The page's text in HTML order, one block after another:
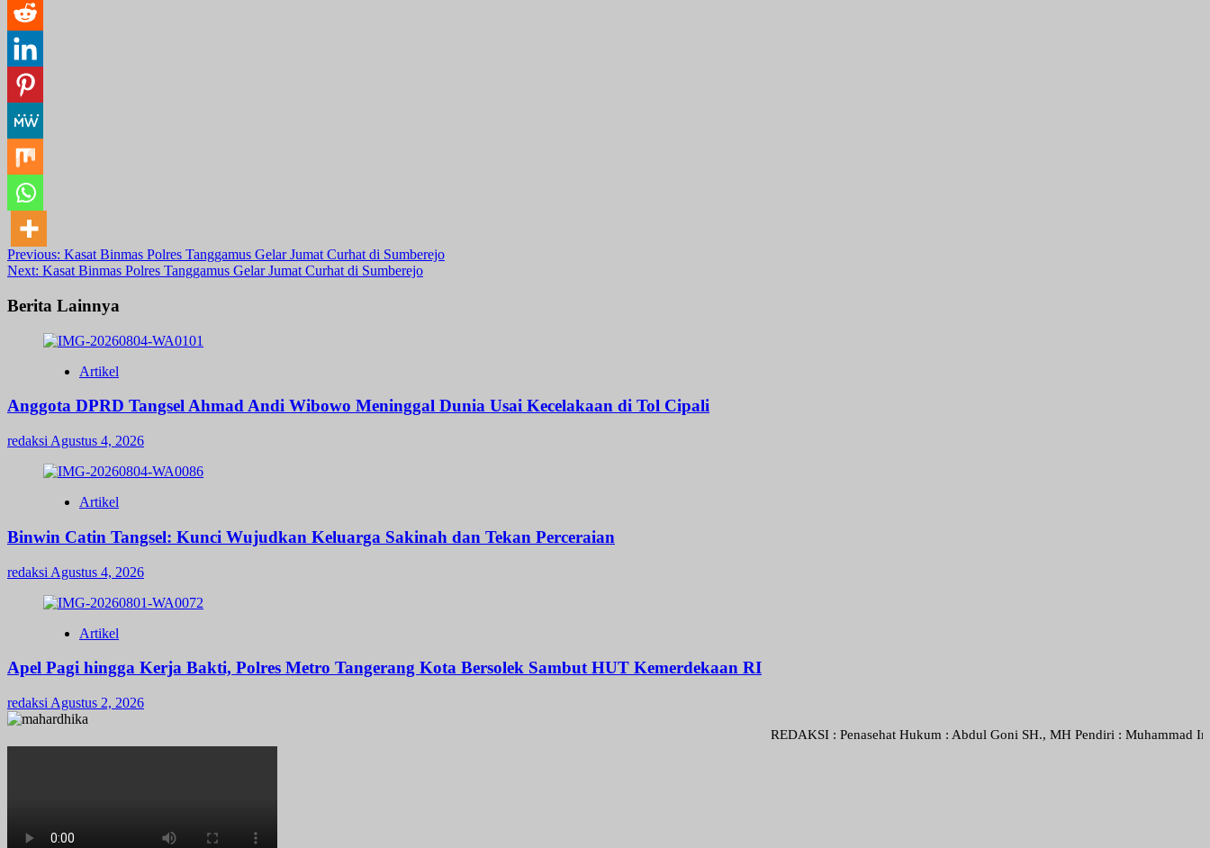
Post
navigation
Previous: Kasat Binmas Polres Tanggamus Gelar Jumat Curhat di Sumberejo
Next: Kasat Binmas Polres Tanggamus Gelar Jumat Curhat di Sumberejo
Berita Lainnya
Artikel
Anggota DPRD Tangsel Ahmad Andi Wibowo Meninggal Dunia Usai Kecelakaan di Tol Cipali
redaksi Agustus 4, 2026
Artikel
Binwin Catin Tangsel: Kunci Wujudkan Keluarga Sakinah dan Tekan Perceraian
redaksi Agustus 4, 2026
Artikel
Apel Pagi hingga Kerja Bakti, Polres Metro Tangerang Kota Bersolek Sambut HUT Kemerdekaan RI
redaksi Agustus 2, 2026
REDAKSI : Penasehat Hukum : Abdul Goni SH., MH Pendiri : Muhammad